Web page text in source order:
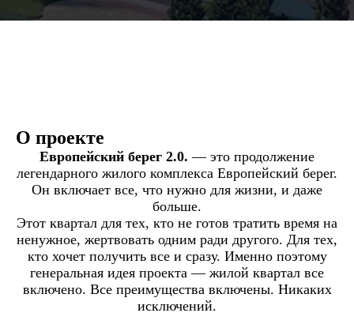
О проекте
Европейский берег 2.0. — это продолжение
легендарного жилого комплекса Европейский берег.
Он включает все, что нужно для жизни, и даже
больше.
Этот квартал для тех, кто не готов тратить время на
ненужное, жертвовать одним ради другого. Для тех,
кто хочет получить все и сразу. Именно поэтому
генеральная идея проекта — жилой квартал все
включено. Все преимущества включены. Никаких
исключений.